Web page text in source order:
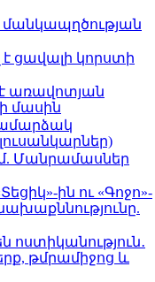
մանկապղծության
է ցավալի կորստի
է առավոտյան
մասին
Մանրամասներ
ին ու «Գոջո»-
ոստիկանություն․
թմրամիջոց և